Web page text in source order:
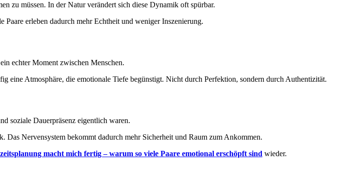
zu müssen. In der Natur verändert sich diese Dynamik oft spürbar.
erleben dadurch mehr Echtheit und weniger Inszenierung.
echter Moment zwischen Menschen.
eine Atmosphäre, die emotionale Tiefe begünstigt. Nicht durch Perfektion, sondern durch Authentizität.
soziale Dauerpräsenz eigentlich waren.
Nervensystem bekommt dadurch mehr Sicherheit und Raum zum Ankommen.
macht mich fertig – warum so viele Paare emotional erschöpft sind wieder.